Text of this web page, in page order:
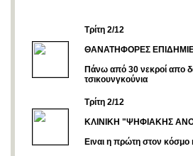
Tρίτη 2/12
ΘΑΝΑΤΗΦΟΡΕΣ
Πάνω από 30 νεκροί απο
τσικουνγκούνια
Τρίτη 2/12
KΛΙΝΙΚΗ "ΨΗΦΙΑΚΗΣ
Eιναι η πρώτη στον κόσμο